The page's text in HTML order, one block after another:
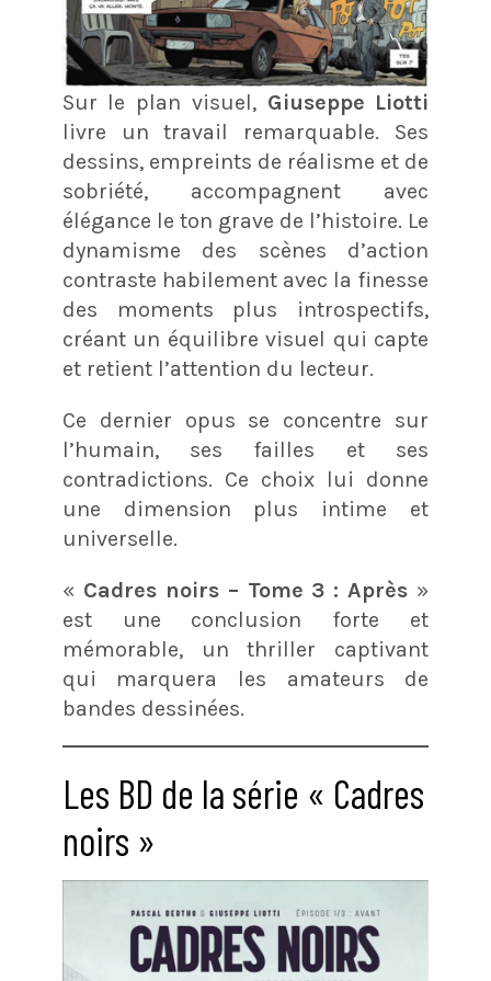
Sur le plan visuel, Giuseppe Liotti
livre un travail remarquable. Ses
dessins, empreints de réalisme et de
sobriété, accompagnent avec
élégance le ton grave de l’histoire. Le
dynamisme des scènes d’action
contraste habilement avec la finesse
des moments plus introspectifs,
créant un équilibre visuel qui capte
et retient l’attention du lecteur.
Ce dernier opus se concentre sur
l’humain, ses failles et ses
contradictions. Ce choix lui donne
une dimension plus intime et
universelle.
« Cadres noirs – Tome 3 : Après »
est une conclusion forte et
mémorable, un thriller captivant
qui marquera les amateurs de
bandes dessinées.
Les BD de la série « Cadres
noirs »